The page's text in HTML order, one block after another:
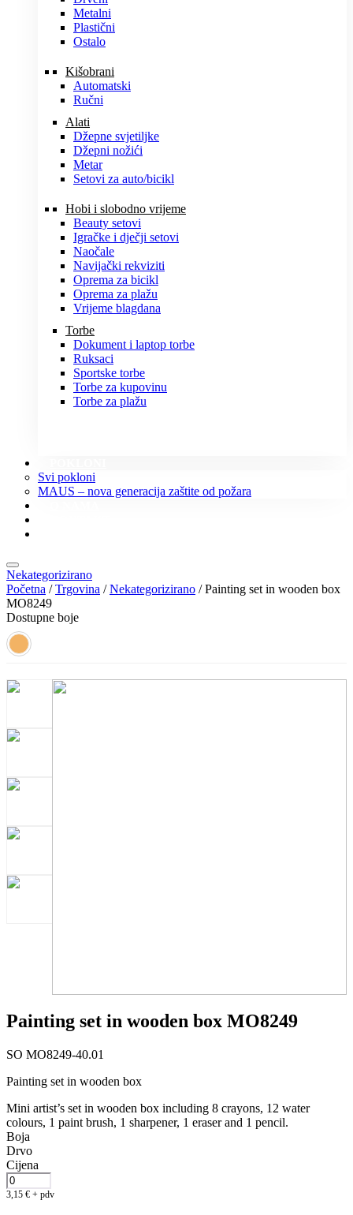
Metalni
Plastični
Ostalo
Kišobrani
Automatski
Ručni
Alati
Džepne svjetiljke
Džepni nožići
Metar
Setovi za auto/bicikl
Hobi i slobodno vrijeme
Beauty setovi
Igračke i dječji setovi
Naočale
Navijački rekviziti
Oprema za bicikl
Oprema za plažu
Vrijeme blagdana
Torbe
Dokument i laptop torbe
Ruksaci
Sportske torbe
Torbe za kupovinu
Torbe za plažu
Svi pokloni
MAUS – nova generacija zaštite od požara
Nekategorizirano
Početna /Trgovina /Nekategorizirano / Painting set in wooden box
MO8249
Dostupne boje
Painting set in wooden box MO8249
SO MO8249-40.01
Painting set in wooden box
Mini artist’s set in wooden box including 8 crayons, 12 water
colours, 1 paint brush, 1 sharpener, 1 eraser and 1 pencil.
Boja
Drvo
Cijena
3,15 € + pdv